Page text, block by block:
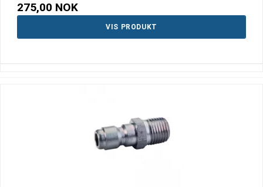
275,00 NOK
VIS PRODUKT